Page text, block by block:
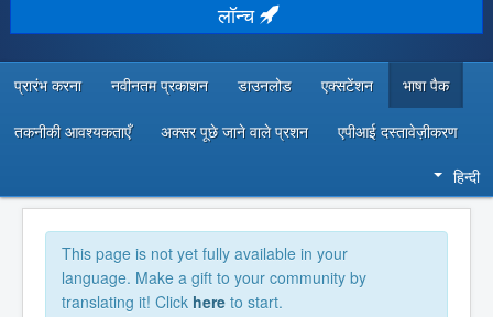
सामुदायिक समर्थन
डेवलपर संसाधन
लॉन्च
प्रारंभ करना नवीनतम प्रकाशन डाउनलोड एक्सटेंशन भाषा पैक
तकनीकी आवश्यकताएँ अक्सर पूछे जाने वाले प्रशन एपीआई दस्तावेज़ीकरण
हिन्दी
This page is not yet fully available in your
language. Make a gift to your community by
translating it! Click here to start.